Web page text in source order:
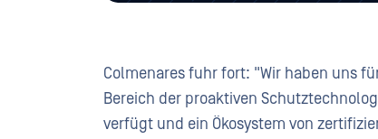
Colmenares fuhr fort: "Wir haben uns
Bereich der proaktiven
verfügt und ein Ökosystem von